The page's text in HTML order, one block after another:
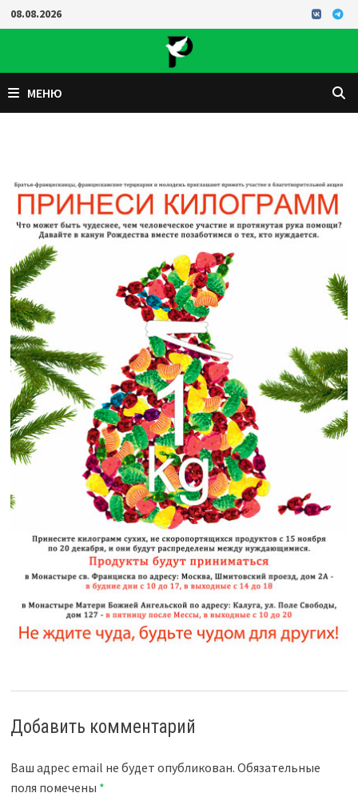
Перейти
к
08.08.2026
МЕНЮ
Добавить комментарий
Ваш адрес email не будет опубликован. Обязательные
поля помечены *